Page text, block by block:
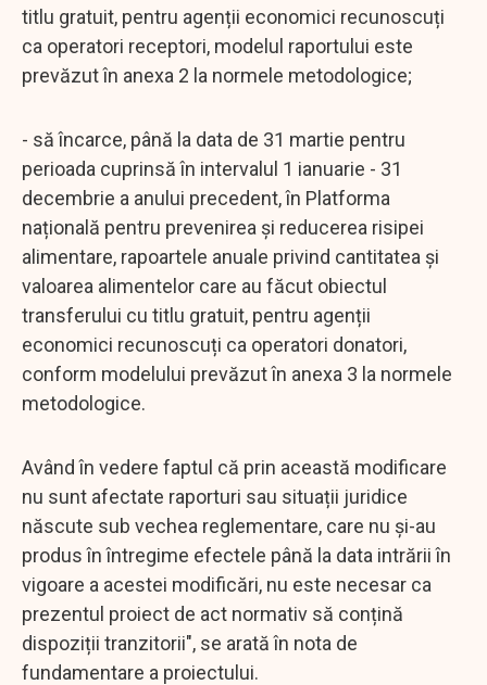
titlu gratuit, pentru agenții economici recunoscuți
ca operatori receptori, modelul raportului este
prevăzut în anexa 2 la normele metodologice;
- să încarce, până la data de 31 martie pentru
perioada cuprinsă în intervalul 1 ianuarie - 31
decembrie a anului precedent, în Platforma
națională pentru prevenirea și reducerea risipei
alimentare, rapoartele anuale privind cantitatea și
valoarea alimentelor care au făcut obiectul
transferului cu titlu gratuit, pentru agenții
economici recunoscuți ca operatori donatori,
conform modelului prevăzut în anexa 3 la normele
metodologice.
Având în vedere faptul că prin această modificare
nu sunt afectate raporturi sau situații juridice
născute sub vechea reglementare, care nu și-au
produs în întregime efectele până la data intrării în
vigoare a acestei modificări, nu este necesar ca
prezentul proiect de act normativ să conțină
dispoziții tranzitorii", se arată în nota de
fundamentare a proiectului.